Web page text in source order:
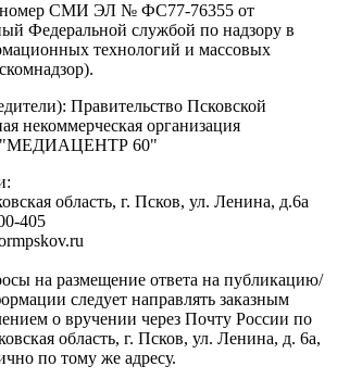
номер СМИ ЭЛ № ФС77-76355 от
Федеральной службой по надзору в
технологий и массовых
Правительство Псковской
некоммерческая организация
"МЕДИАЦЕНТР 60"
область, г. Псков, ул. Ленина, д.6а
405
на размещение ответа на публикацию/
следует направлять заказным
о вручении через Почту России по
область, г. Псков, ул. Ленина, д. 6а,
по тому же адресу.